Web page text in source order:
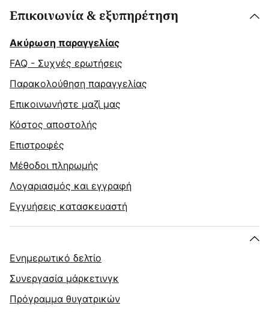
Επικοινωνία & εξυπηρέτηση
Ακύρωση παραγγελίας
FAQ - Συχνές ερωτήσεις
Παρακολούθηση παραγγελίας
Επικοινωνήστε μαζί μας
Κόστος αποστολής
Επιστροφές
Μέθοδοι πληρωμής
Λογαριασμός και εγγραφή
Εγγυήσεις κατασκευαστή
Ενημερωτικό δελτίο
Συνεργασία μάρκετινγκ
Πρόγραμμα θυγατρικών